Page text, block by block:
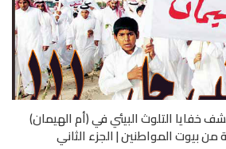
خفايا التلوث البيئي في (أم الهيمان)
من بيوت المواطنين | الجزء الثاني